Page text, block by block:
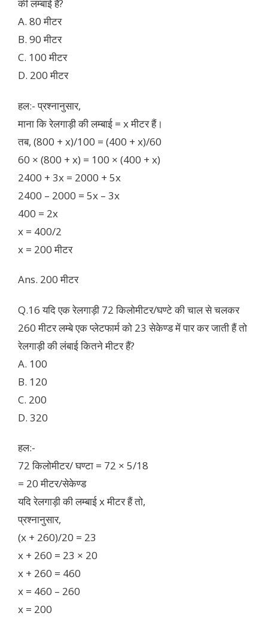
की लम्बाई हैं?
A. 80 मीटर
B. 90 मीटर
C. 100 मीटर
D. 200 मीटर
हल:- प्रश्नानुसार,
माना कि रेलगाड़ी की लम्बाई = x मीटर हैं।
तब, (800 + x)/100 = (400 + x)/60
60 × (800 + x) = 100 × (400 + x)
2400 + 3x = 2000 + 5x
2400 – 2000 = 5x – 3x
400 = 2x
x = 400/2
x = 200 मीटर
Ans. 200 मीटर
Q.16 यदि एक रेलगाड़ी 72 किलोमीटर/घण्टे की चाल से चलकर
260 मीटर लम्बे एक प्लेटफार्म को 23 सेकेण्ड में पार कर जाती हैं तो
रेलगाड़ी की लंबाई कितने मीटर हैं?
A. 100
B. 120
C. 200
D. 320
हल:-
72 किलोमीटर/ घण्टा = 72 × 5/18
= 20 मीटर/सेकेण्ड
यदि रेलगाड़ी की लम्बाई x मीटर हैं तो,
प्रश्नानुसार,
(x + 260)/20 = 23
x + 260 = 23 × 20
x + 260 = 460
x = 460 – 260
x = 200